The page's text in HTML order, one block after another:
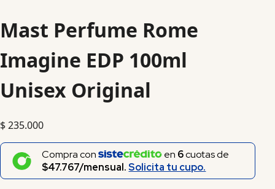
Mast Perfume Rome
Imagine EDP 100ml
Unisex Original
$235.000
Compra con en 6cuotas de
$47.767/mensual.Solicita tu cupo.